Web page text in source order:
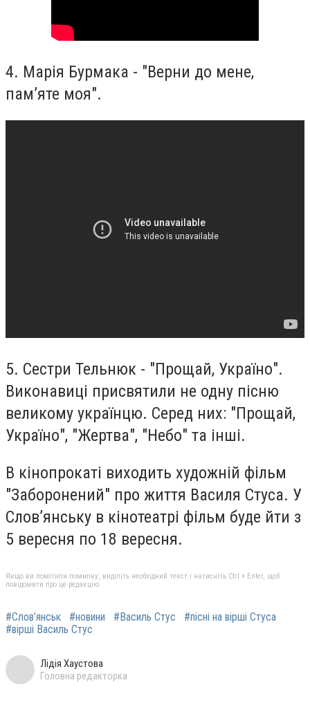
4. Марія Бурмака - "Верни до мене,
пам’яте моя".
5. Сестри Тельнюк - "Прощай, Україно".
Виконавиці присвятили не одну пісню
великому українцю. Серед них: "Прощай,
Україно", "Жертва", "Небо" та інші.
В кінопрокаті виходить художній фільм
"Заборонений" про життя Василя Стуса. У
Слов’янську в кінотеатрі фільм буде йти з
5 вересня по 18 вересня.
Якщо ви помітили помилку, виділіть необхідний текст і натисніть Ctrl + Enter, щоб
повідомити про це редакцію
#Слов’янськ #новини #Василь Стус
#пісні на вірші Стуса
#вірші Василь Стус
Лідія Хаустова
Головна редакторка